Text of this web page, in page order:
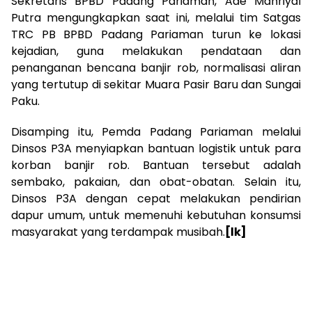
Putra mengungkapkan saat ini, melalui tim Satgas
TRC PB BPBD Padang Pariaman turun ke lokasi
kejadian, guna melakukan pendataan dan
penanganan bencana banjir rob, normalisasi aliran
yang tertutup di sekitar Muara Pasir Baru dan Sungai
Paku.
Disamping itu, Pemda Padang Pariaman melalui
Dinsos P3A menyiapkan bantuan logistik untuk para
korban banjir rob. Bantuan tersebut adalah
sembako, pakaian, dan obat-obatan. Selain itu,
Dinsos P3A dengan cepat melakukan pendirian
dapur umum, untuk memenuhi kebutuhan konsumsi
masyarakat yang terdampak musibah. [lk]